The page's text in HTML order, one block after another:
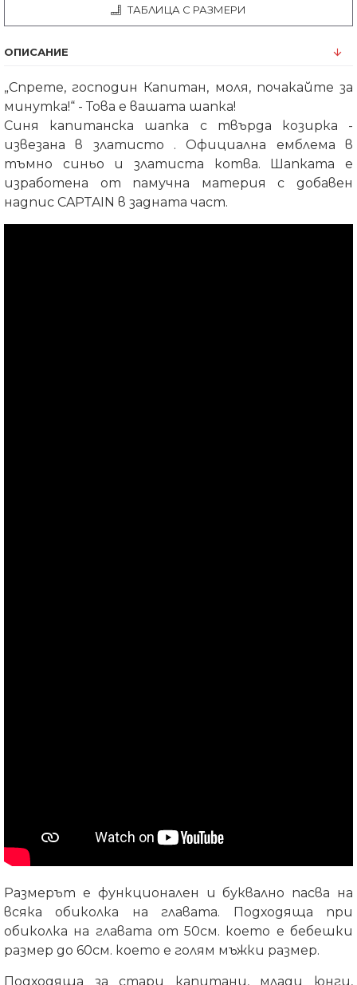
ТАБЛИЦА С РАЗМЕРИ
ОПИСАНИЕ
„Спрете, господин Капитан, моля, почакайте за
минутка!“ - Това е вашата шапка!
Синя капитанска шапка с твърда козирка -
извезана в златисто . Официална емблема в
тъмно синьо и златиста котва. Шапката е
изработена от памучна материя с добавен
надпис CAPTAIN в задната част.
Размерът е функционален и буквално пасва на
всяка обиколка на главата. Подходяща при
обиколка на главата от 50см. което е бебешки
размер до 60см. което е голям мъжки размер.
Подходяща за стари капитани, млади юнги,